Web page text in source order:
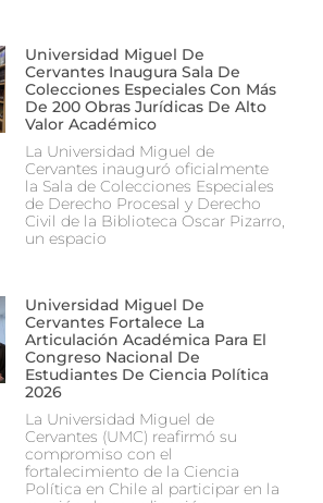
Universidad Miguel De
Cervantes Inaugura Sala De
Colecciones Especiales Con Más
De 200 Obras Jurídicas De Alto
Valor Académico
La Universidad Miguel de
Cervantes inauguró oficialmente
la Sala de Colecciones Especiales
de Derecho Procesal y Derecho
Civil de la Biblioteca Oscar Pizarro,
un espacio
Universidad Miguel De
Cervantes Fortalece La
Articulación Académica Para El
Congreso Nacional De
Estudiantes De Ciencia Política
2026
La Universidad Miguel de
Cervantes (UMC) reafirmó su
compromiso con el
fortalecimiento de la Ciencia
Política en Chile al participar en la